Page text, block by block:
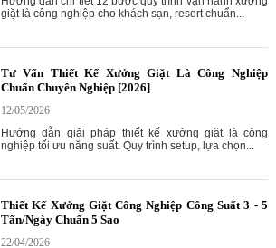
giặt là công nghiệp cho khách sạn, resort chuẩn...
Tư Vấn Thiết Kế Xưởng Giặt Là Công Nghiệp
Chuẩn Chuyên Nghiệp [2026]
12/05/2026
Hướng dẫn giải pháp thiết kế xưởng giặt là công
nghiệp tối ưu năng suất. Quy trình setup, lựa chọn...
Thiết Kế Xưởng Giặt Công Nghiệp Công Suất 3 - 5
Tấn/Ngày Chuẩn 5 Sao
22/04/2026